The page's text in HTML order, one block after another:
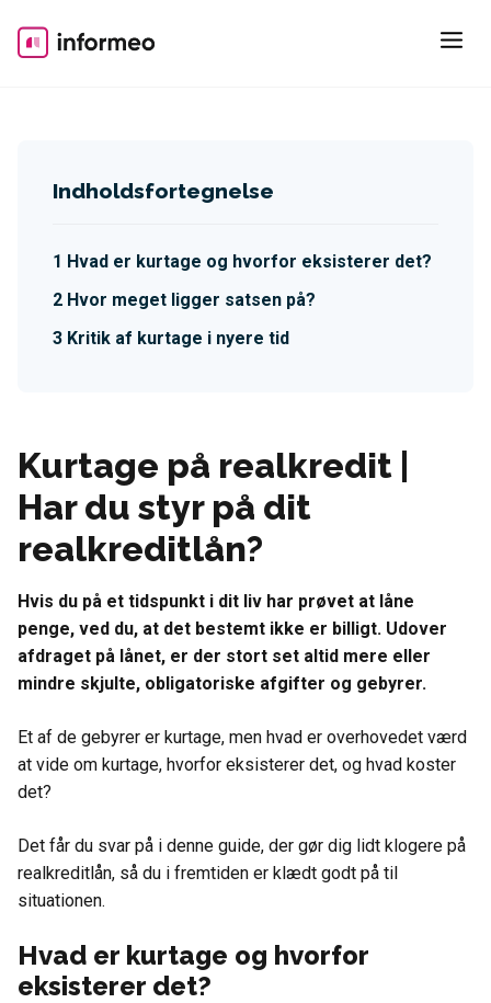
content
Kurtage på realkredit |
Har du styr på dit
realkreditlån?
Hvis du på et tidspunkt i dit liv har prøvet at låne
penge, ved du, at det bestemt ikke er billigt. Udover
afdraget på lånet, er der stort set altid mere eller
mindre skjulte, obligatoriske afgifter og gebyrer.
Et af de gebyrer er kurtage, men hvad er overhovedet værd
at vide om kurtage, hvorfor eksisterer det, og hvad koster
det?
Det får du svar på i denne guide, der gør dig lidt klogere på
realkreditlån, så du i fremtiden er klædt godt på til
situationen.
Hvad er kurtage og hvorfor
eksisterer det?
Indholdsfortegnelse
Hvad er kurtage og hvorfor eksisterer det?
Hvor meget ligger satsen på?
Kritik af kurtage i nyere tid